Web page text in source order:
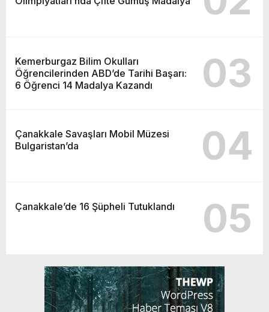
Kemerburgaz Bilim Okulları
Öğrencilerinden ABD’de Tarihi Başarı:
6 Öğrenci 14 Madalya Kazandı
03
Çanakkale Savaşları Mobil Müzesi
Bulgaristan’da
04
Çanakkale’de 16 Şüpheli Tutuklandı 05